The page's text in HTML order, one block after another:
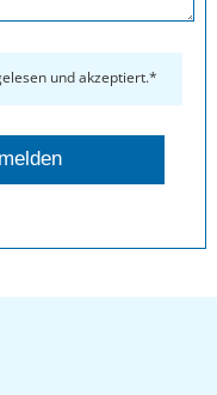
und akzeptiert.*